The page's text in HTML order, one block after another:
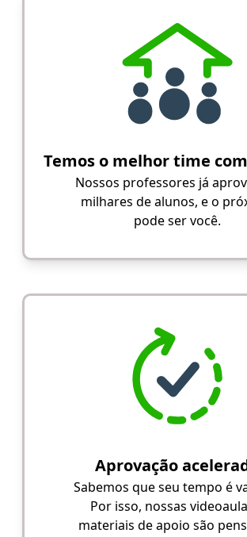
Temos o melhor time
Nossos professores já
milhares de alunos, e o
pode ser você.
Aprovação
Sabemos que seu tempo é
Por isso, nossas
materiais de apoio são